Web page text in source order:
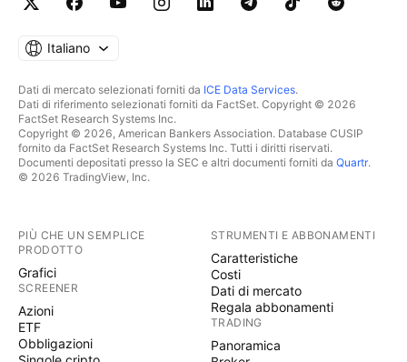
Italiano
Dati di mercato selezionati forniti da ICE Data Services.
Dati di riferimento selezionati forniti da FactSet. Copyright © 2026
FactSet Research Systems Inc.
Copyright © 2026, American Bankers Association. Database CUSIP
fornito da FactSet Research Systems Inc. Tutti i diritti riservati.
Documenti depositati presso la SEC e altri documenti forniti da Quartr.
© 2026 TradingView, Inc.
PIÙ CHE UN SEMPLICE
PRODOTTO
Grafici
SCREENER
Azioni
ETF
Obbligazioni
STRUMENTI E ABBONAMENTI
Caratteristiche
Costi
Dati di mercato
Regala abbonamenti
TRADING
Panoramica